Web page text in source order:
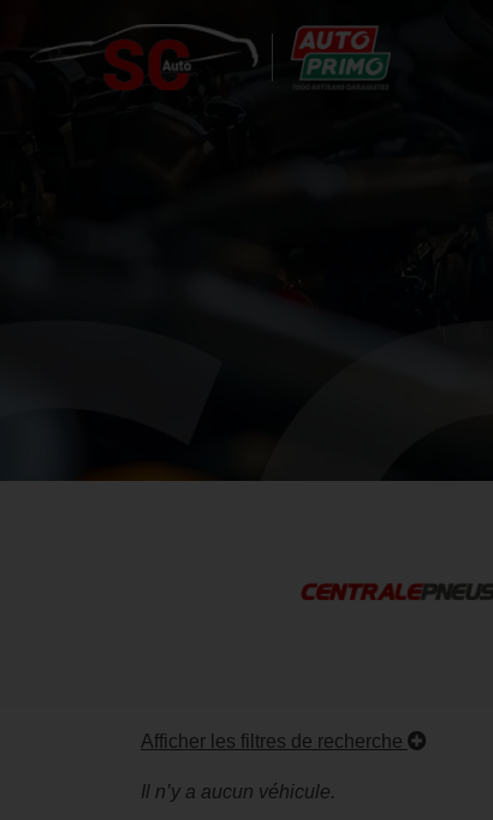
Afficher les filtres de recherche
Il n’y a aucun véhicule.